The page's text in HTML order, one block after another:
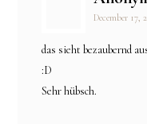
December 17,
das sieht bezaubernd
:D
Sehr hübsch.